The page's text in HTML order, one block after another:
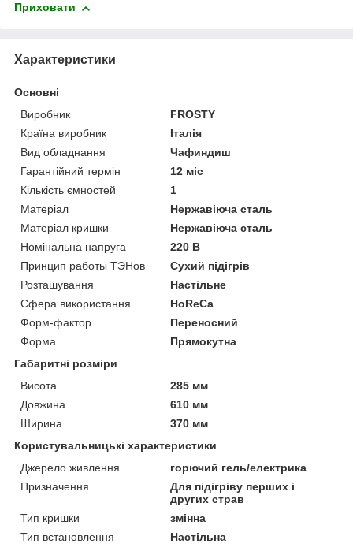
Приховати
Характеристики
Основні
Виробник
FROSTY
Країна виробник
Італія
Вид обладнання
Чафиндиш
Гарантійний термін
12 міс
Кількість ємностей
1
Матеріал
Нержавіюча сталь
Матеріал кришки
Нержавіюча сталь
Номінальна напруга
220 В
Принцип работы ТЭНов
Сухий підігрів
Розташування
Настільне
Сфера використання
HoReCa
Форм-фактор
Переносний
Форма
Прямокутна
Габаритні розміри
Висота
285 мм
Довжина
610 мм
Ширина
370 мм
Користувальницькі характеристики
Джерело живлення
горючий гель/електрика
Призначення
Для підігріву перших і
других страв
Тип кришки
змінна
Тип встановлення
Настільна